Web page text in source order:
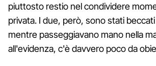
piuttosto restio nel condividere
privata. I due, però, sono stati
mentre passeggiavano mano nella
all'evidenza, c'è davvero poco da